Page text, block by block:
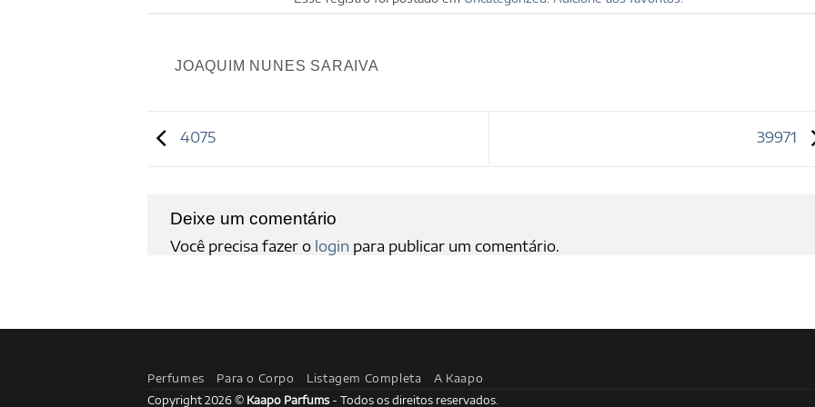
JOAQUIM NUNES SARAIVA
4075 39971
Deixe um comentário
Você precisa fazer o login para publicar um comentário.
Perfumes Para o Corpo Listagem Completa A Kaapo
Copyright 2026 © Kaapo Parfums- Todos os direitos reservados.